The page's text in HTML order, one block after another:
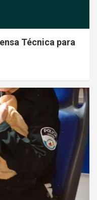
Técnica para